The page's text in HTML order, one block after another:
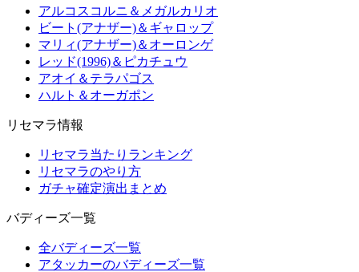
アルコスコルニ＆メガルカリオ
ビート(アナザー)＆ギャロップ
マリィ(アナザー)＆オーロンゲ
レッド(1996)＆ピカチュウ
アオイ＆テラパゴス
ハルト＆オーガポン
リセマラ情報
リセマラ当たりランキング
リセマラのやり方
ガチャ確定演出まとめ
バディーズ一覧
全バディーズ一覧
アタッカーのバディーズ一覧